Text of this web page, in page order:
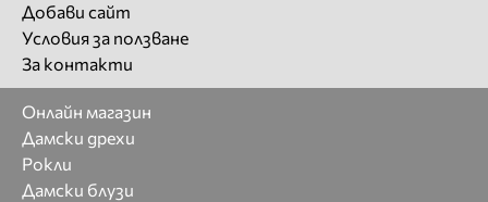
Добави сайт
Условия за ползване
За контакти
Онлайн магазин
Дамски дрехи
Рокли
Дамски блузи